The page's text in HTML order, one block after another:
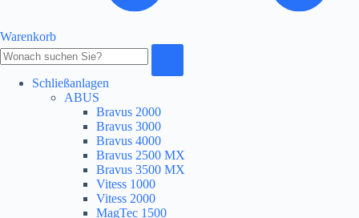
Warenkorb
Produkte
durchsuchen
Schließanlagen
ABUS
Bravus 2000
Bravus 3000
Bravus 4000
Bravus 2500 MX
Bravus 3500 MX
Vitess 1000
Vitess 2000
MagTec 1500